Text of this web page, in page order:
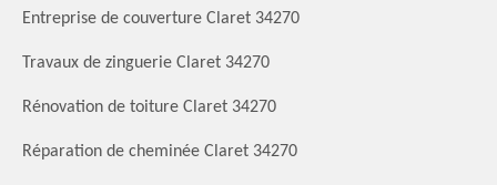
Entreprise de couverture Claret 34270
Travaux de zinguerie Claret 34270
Rénovation de toiture Claret 34270
Réparation de cheminée Claret 34270